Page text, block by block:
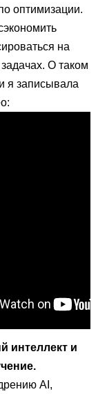
оптимизации.
на
задачах. О таком
я записывала
интеллект и
AI,